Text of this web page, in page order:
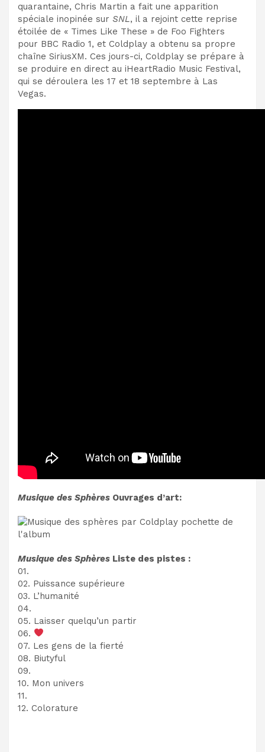
quarantaine, Chris Martin a fait une apparition
spéciale inopinée sur SNL, il a rejoint cette reprise
étoilée de « Times Like These » de Foo Fighters
pour BBC Radio 1, et Coldplay a obtenu sa propre
chaîne SiriusXM. Ces jours-ci, Coldplay se prépare à
se produire en direct au iHeartRadio Music Festival,
qui se déroulera les 17 et 18 septembre à Las
Vegas.
Musique des Sphères Ouvrages d’art:
Musique des Sphères Liste des pistes :
01.
02. Puissance supérieure
03. L’humanité
04.
05. Laisser quelqu’un partir
06.
07. Les gens de la fierté
08. Biutyful
09.
10. Mon univers
11. ️
12. Colorature